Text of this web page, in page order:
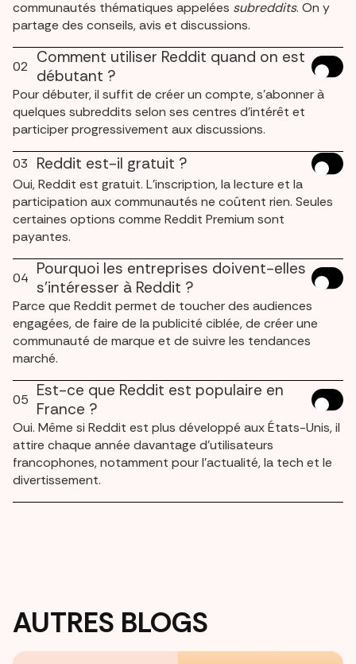
communautés thématiques appelées subreddits. On y
partage des conseils, avis et discussions.
02
Comment utiliser Reddit quand on est
débutant ?
Pour débuter, il suffit de créer un compte, s’abonner à
quelques subreddits selon ses centres d’intérêt et
participer progressivement aux discussions.
03 Reddit est-il gratuit ?
Oui, Reddit est gratuit. L’inscription, la lecture et la
participation aux communautés ne coûtent rien. Seules
certaines options comme Reddit Premium sont
payantes.
04 Pourquoi les entreprises doivent-elles
s’intéresser à Reddit ?
Parce que Reddit permet de toucher des audiences
engagées, de faire de la publicité ciblée, de créer une
communauté de marque et de suivre les tendances
marché.
05 Est-ce que Reddit est populaire en
France ?
Oui. Même si Reddit est plus développé aux États-Unis, il
attire chaque année davantage d’utilisateurs
francophones, notamment pour l’actualité, la tech et le
divertissement.
AUTRES BLOGS